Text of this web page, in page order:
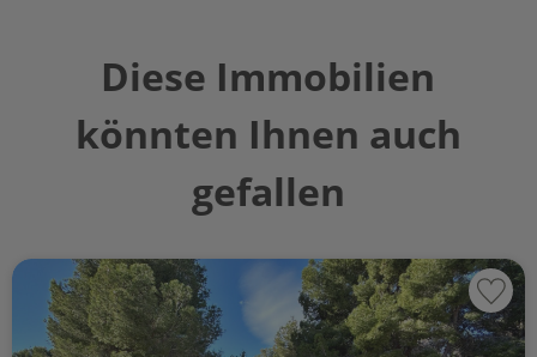
Diese Immobilien
könnten Ihnen auch
gefallen